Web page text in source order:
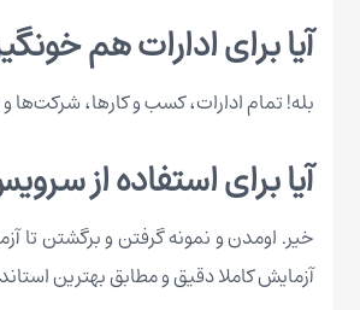
آیا برای ادارات هم
بله! تمام ادارات، کسب و کارها، شرکت‌ها
آیا برای استفاده از
خیر. اومدن و نمونه گرفتن و برگشتن
آزمایش کاملا دقیق و مطابق بهترین